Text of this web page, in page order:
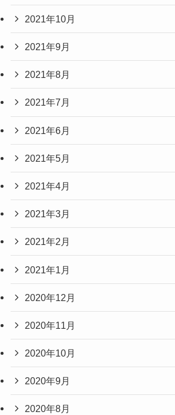
2021年10月
2021年9月
2021年8月
2021年7月
2021年6月
2021年5月
2021年4月
2021年3月
2021年2月
2021年1月
2020年12月
2020年11月
2020年10月
2020年9月
2020年8月